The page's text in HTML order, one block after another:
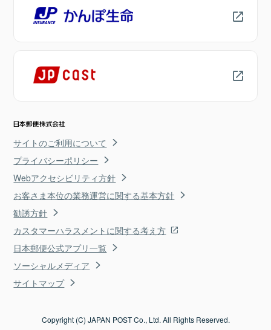
サイトのご利用について
プライバシーポリシー
Webアクセシビリティ方針
お客さま本位の業務運営に関する基本方針
勧誘方針
カスタマーハラスメントに関する考え方
日本郵便公式アプリ一覧
ソーシャルメディア
サイトマップ
Copyright (C) JAPAN POST Co., Ltd. All Rights Reserved.